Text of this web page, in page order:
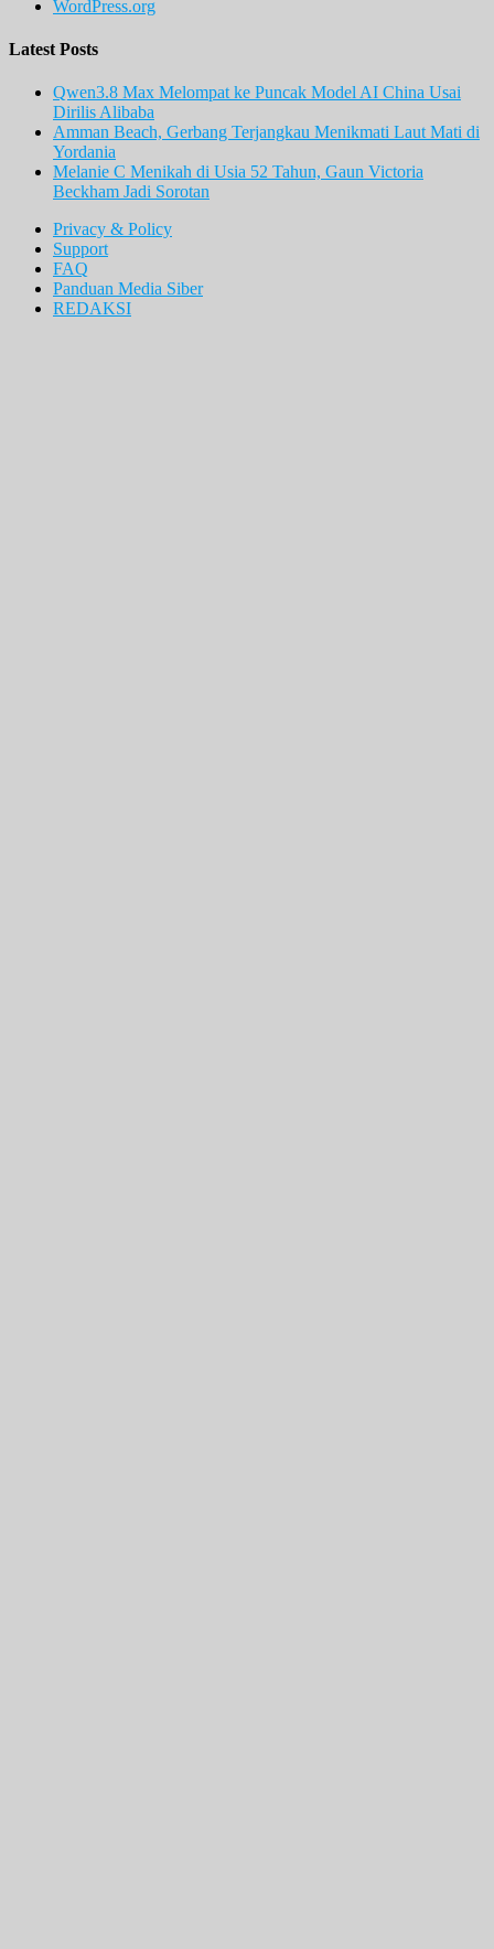
WordPress.org
Latest Posts
Qwen3.8 Max Melompat ke Puncak Model AI China Usai
Dirilis Alibaba
Amman Beach, Gerbang Terjangkau Menikmati Laut Mati di
Yordania
Melanie C Menikah di Usia 52 Tahun, Gaun Victoria
Beckham Jadi Sorotan
Privacy & Policy
Support
FAQ
Panduan Media Siber
REDAKSI